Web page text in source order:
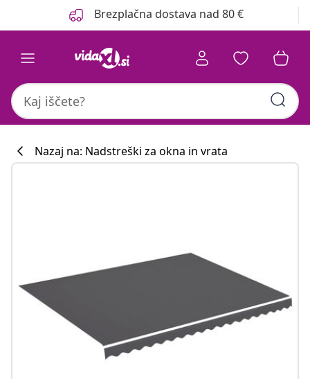
Brezplačna dostava nad 80 €
Nazaj na: Nadstreški za okna in vrata